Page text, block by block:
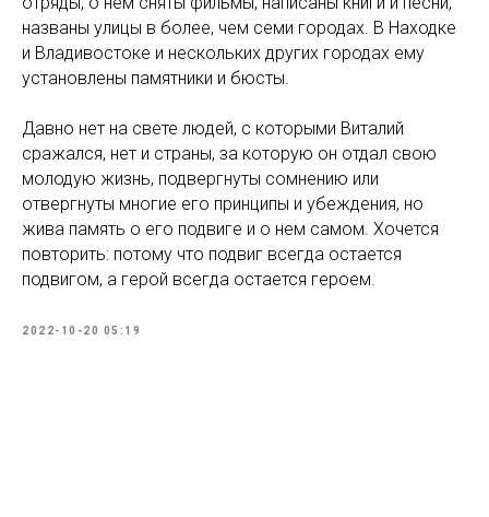
названы улицы в более, чем семи городах. В Находке
и Владивостоке и нескольких других городах ему
установлены памятники и бюсты.
Давно нет на свете людей, с которыми Виталий
сражался, нет и страны, за которую он отдал свою
молодую жизнь, подвергнуты сомнению или
отвергнуты многие его принципы и убеждения, но
жива память о его подвиге и о нем самом. Хочется
повторить: потому что подвиг всегда остается
подвигом, а герой всегда остается героем.
2022-10-20 05:19